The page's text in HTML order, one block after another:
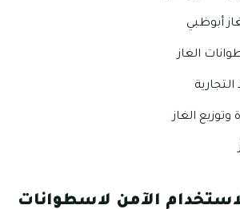
أبوظبي
الغاز
الغاز
الآمن لاسطوانات